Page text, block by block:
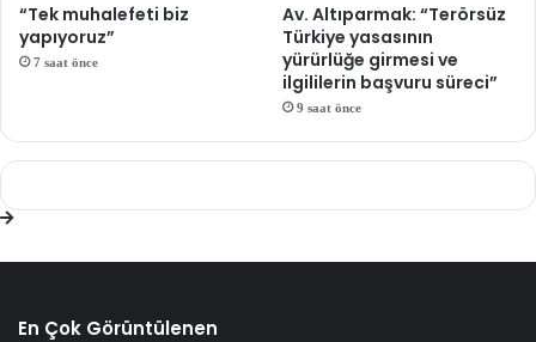
“Tek muhalefeti biz
yapıyoruz”
7 saat önce
Av. Altıparmak: “Terörsüz
Türkiye yasasının
yürürlüğe girmesi ve
ilgililerin başvuru süreci”
9 saat önce
En Çok Görüntülenen